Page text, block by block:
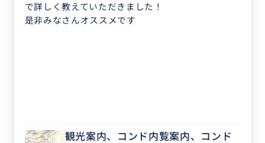
で詳しく教えていただきました！
是非みなさんオススメです
観光案内、コンド内覧案内、コンド